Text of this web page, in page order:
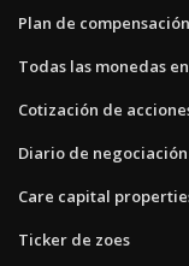
Plan de
Todas las monedas
Cotización de
Diario de
Care capital
Ticker de zoes